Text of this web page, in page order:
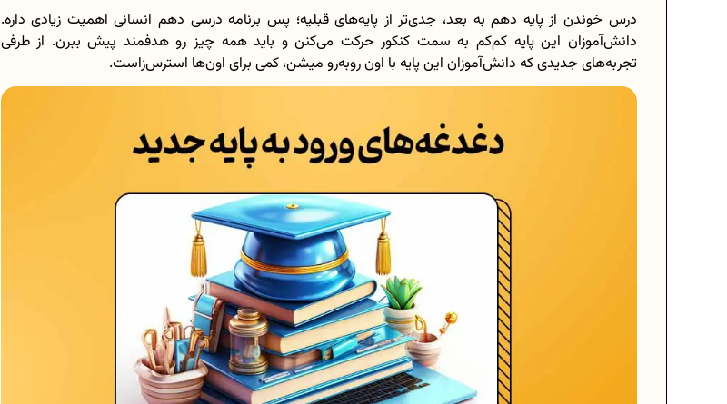
درس خوندن از پایه دهم به بعد، جدی‌تر از پایه‌های قبلیه؛ پس برنامه درسی دهم انسانی اهمیت زیادی داره.
دانش‌آموزان این پایه کم‌کم به سمت کنکور حرکت می‌کنن و باید همه چیز رو هدفمند پیش ببرن. از طرفی
تجربه‌های جدیدی که دانش‌آموزان این پایه با اون روبه‌رو میشن، کمی برای اون‌ها استرس‌زاست.